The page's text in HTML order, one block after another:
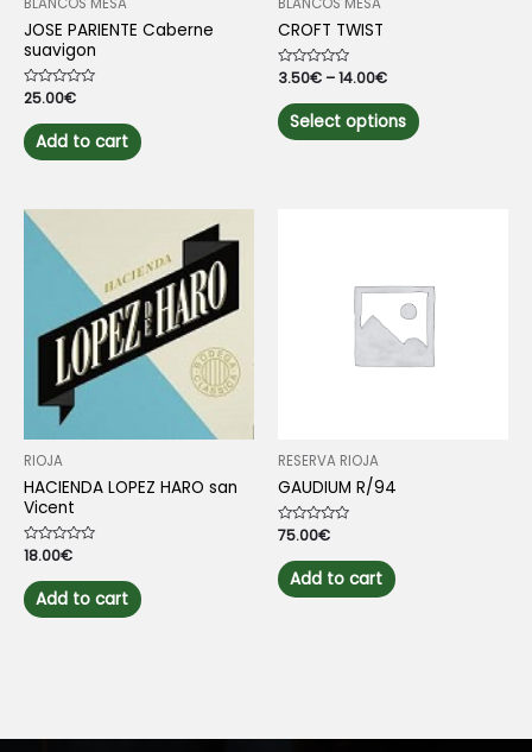
BLANCOS MESA
JOSE PARIENTE Caberne
suavigon
Rated
out
of
5
25.00€
Add to cart
BLANCOS MESA
CROFT TWIST
Rated
out
of
5
3.50€ –14.00€
Select options product
may
be
chosen
on
RIOJA
HACIENDA LOPEZ HARO san
Vicent
Rated
out
of
5
18.00€
Add to cart
RESERVA RIOJA
GAUDIUM R/94
Rated
out
of
5
75.00€
Add to cart